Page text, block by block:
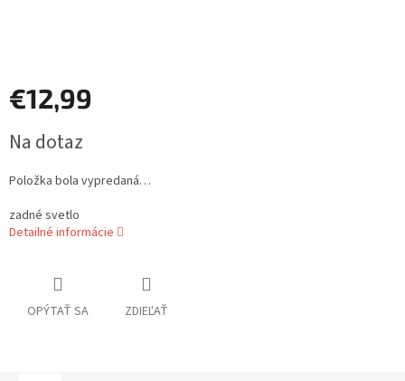
€12,99
cena:
Na dotaz
Položka bola vypredaná…
zadné svetlo
Detailné informácie
OPÝTAŤ SA ZDIEĽAŤ